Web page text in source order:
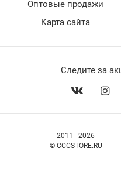
2011 - 2026
© CCCSTORE.RU
Оптовые продажи
Карта сайта
Следите за